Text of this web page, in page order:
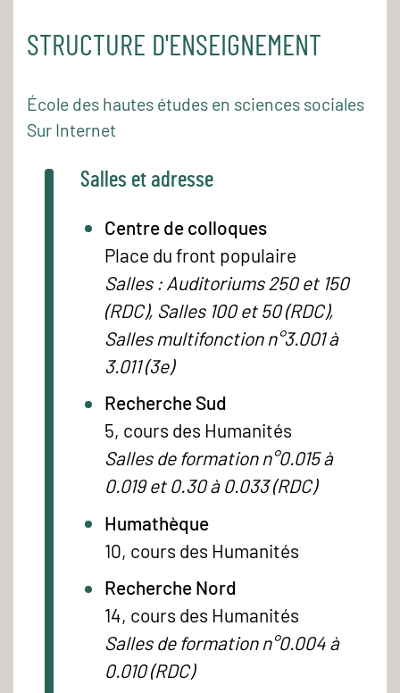
STRUCTURE D'ENSEIGNEMENT
École des hautes études en sciences sociales
Sur Internet
Salles et adresse
Centre de colloques
Place du front populaire
Salles : Auditoriums 250 et 150
(RDC), Salles 100 et 50 (RDC),
Salles multifonction n°3.001 à
3.011 (3e)
Recherche Sud
5, cours des Humanités
Salles de formation n°0.015 à
0.019 et 0.30 à 0.033 (RDC)
Humathèque
10, cours des Humanités
Recherche Nord
14, cours des Humanités
Salles de formation n°0.004 à
0.010 (RDC)